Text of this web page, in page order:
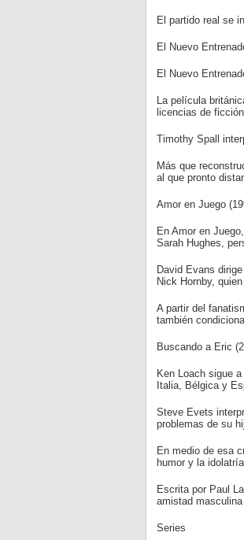
El partido real se
El Nuevo
El Nuevo
La película
licencias de
Timothy Spall
Más que
al que pronto
Amor en Juego
En Amor en
Sarah Hughes,
David Evans
Nick Hornby,
A partir del
también
Buscando a Eric
Ken Loach sigue
Italia, Bélgica y
Steve Evets
problemas de su
En medio de esa
humor y la
Escrita por Paul
amistad
Series